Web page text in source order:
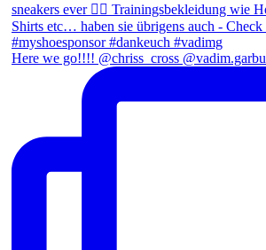
Here we go!!!! @chriss_cross